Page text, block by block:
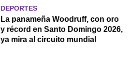
DEPORTES
La panameña Woodruff, con oro
y récord en Santo Domingo 2026,
ya mira al circuito mundial